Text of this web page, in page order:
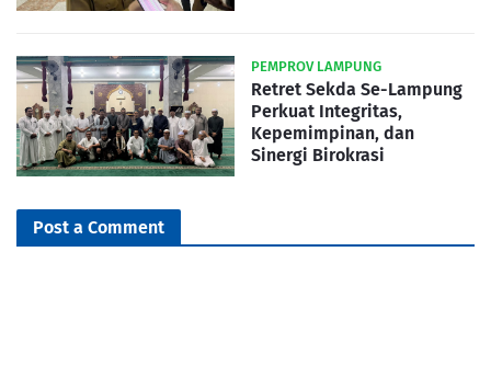
PEMPROV LAMPUNG
Retret Sekda Se-Lampung
Perkuat Integritas,
Kepemimpinan, dan
Sinergi Birokrasi
Post a Comment